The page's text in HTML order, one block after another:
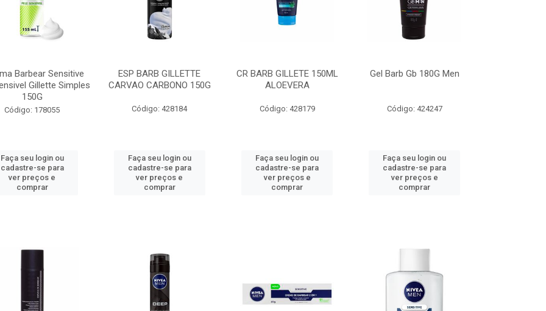
Barbear Sensitive
Gillette Simples
150G
Código: 178055
Faça seu login ou
cadastre-se para
ver preços e
comprar
ESP BARB GILLETTE
CARVAO CARBONO 150G
Código: 428184
Faça seu login ou
cadastre-se para
ver preços e
comprar
CR BARB GILLETE 150ML
ALOEVERA
Código: 428179
Faça seu login ou
cadastre-se para
ver preços e
comprar
Gel Barb Gb 180G Men
Código: 424247
Faça seu login ou
cadastre-se para
ver preços e
comprar